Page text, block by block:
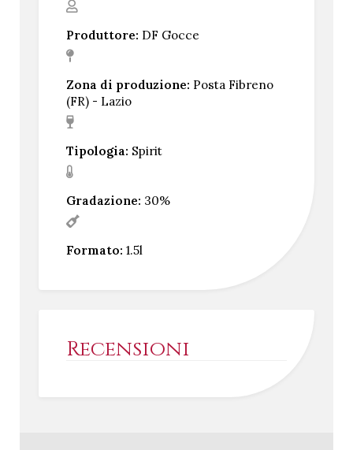
Produttore: DF Gocce
Zona di produzione: Posta Fibreno
(FR) - Lazio
Tipologia: Spirit
Gradazione: 30%
Formato: 1.5l
Recensioni